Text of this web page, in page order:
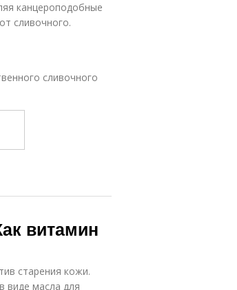
канцероподобные
сливочного.
сливочного
витамин
старения кожи.
виде масла для